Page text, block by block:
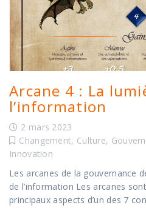
Arcane 4 : La
l’information
2 mars 2023
Changement, Culture,
Innovation
Les arcanes de la gouvernance
de l’information Les arcanes
principaux aspects d’un des 7